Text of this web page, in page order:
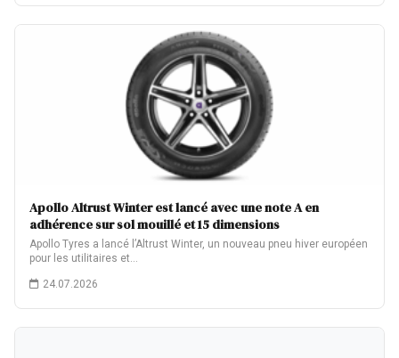
Apollo Altrust Winter est lancé avec une note A en
adhérence sur sol mouillé et 15 dimensions
Apollo Tyres a lancé l’Altrust Winter, un nouveau pneu hiver européen
pour les utilitaires et…
24.07.2026